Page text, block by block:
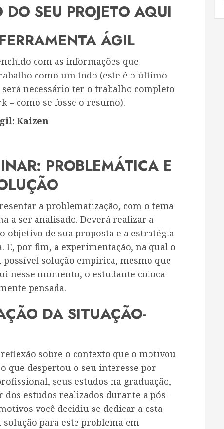
SEU PROJETO AQUI
ÁGIL
com as informações que
como um todo (este é o último
necessário ter o trabalho completo
– como se fosse o resumo).
Kaizen
PROBLEMÁTICA E
a problematização, com o tema
a ser analisado. Deverá realizar a
objetivo de sua proposta e a estratégia
E, por fim, a experimentação, na qual o
solução empírica, mesmo que
nesse momento, o estudante coloca
pensada.
DA SITUAÇÃO-
sobre o contexto que o motivou
que despertou o seu interesse por
seus estudos na graduação,
dos estudos realizados durante a pós-
você decidiu se dedicar a esta
para este problema em